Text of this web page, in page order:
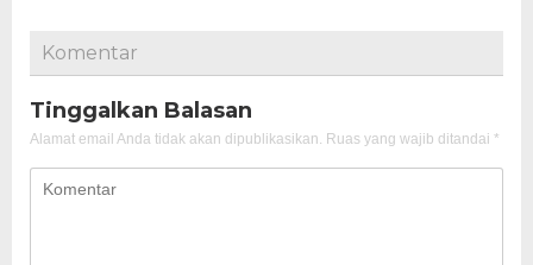
Komentar
Tinggalkan Balasan
Alamat email Anda tidak akan dipublikasikan. Ruas yang wajib ditandai *